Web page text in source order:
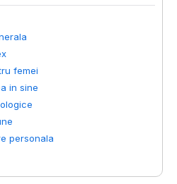
femei
in sine
personala